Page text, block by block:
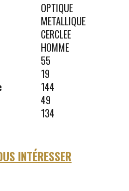
OPTIQUE
METALLIQUE
CERCLEE
HOMME
55
19
144
49
134
INTÉRESSER